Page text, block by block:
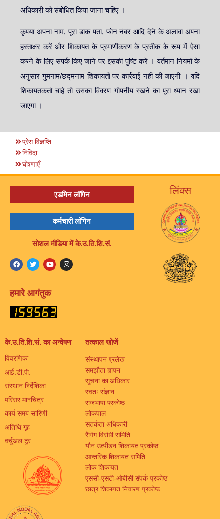
अधिकारी को संबोधित किया जाना चाहिए ।
कृपया अपना नाम, पूरा डाक पता, फोन नंबर आदि देने के अलावा अपना
हस्ताक्षर करें और शिकायत के प्रमाणीकरण के प्रतीक के रूप में ऐसा
करने के लिए संपर्क किए जाने पर इसकी पुष्टि करें । वर्तमान नियमों के
अनुसार गुमनाम/छद्मनाम शिकायतों पर कार्रवाई नहीं की जाएगी । यदि
शिकायतकर्ता चाहे तो उसका विवरण गोपनीय रखने का पूरा ध्यान रखा
जाएगा ।
प्रेस विज्ञप्ति
निविदा
घोषणाएँ
एडमिन लॉगिन
कर्मचारी लॉगिन
सोशल मीडिया में के.उ.ति.शि.सं.
हमारे आगंतुक
लिंक्स
के.उ.ति.शि.सं. का अन्वेषण
विवरणिका
आई.डी.पी.
संस्थान निर्देशिका
परिसर मानचित्र
कार्य समय सारिणी
अतिथि गृह
वर्चुअल टूर
तत्काल खोजें
संस्थापन प्रलेख
समझौता ज्ञापन
सूचना का अधिकार
स्वतः संज्ञान
राजभाषा प्रकोष्ठ
लोकपाल
सतर्कता अधिकारी
रैगिंग विरोधी समिति
यौन उत्पीड़न शिकायत प्रकोष्ठ
आन्तरिक शिकायत समिति
लोक शिकायत
एससी-एसटी-ओबीसी संपर्क प्रकोष्ठ
छात्र शिकायत निवारण प्रकोष्ठ